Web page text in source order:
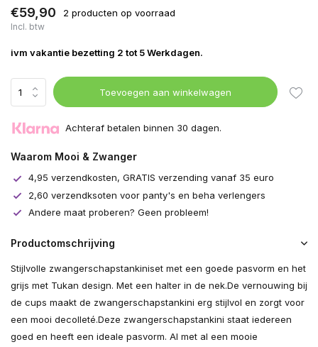
€59,90 2 producten op voorraad
Incl. btw
ivm vakantie bezetting 2 tot 5 Werkdagen.
Toevoegen aan winkelwagen
Achteraf betalen binnen 30 dagen.
Waarom Mooi & Zwanger
4,95 verzendkosten, GRATIS verzending vanaf 35 euro
2,60 verzendksoten voor panty's en beha verlengers
Andere maat proberen? Geen probleem!
Productomschrijving
Stijlvolle zwangerschapstankiniset met een goede pasvorm en het
grijs met Tukan design. Met een halter in de nek.De vernouwing bij
de cups maakt de zwangerschapstankini erg stijlvol en zorgt voor
een mooi decolleté.Deze zwangerschapstankini staat iedereen
goed en heeft een ideale pasvorm. Al met al een mooie